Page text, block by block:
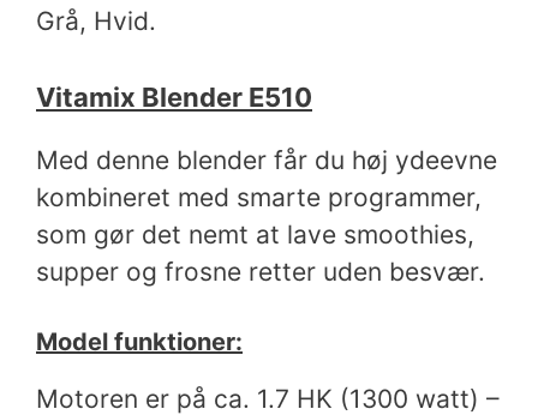
Grå, Hvid.
Vitamix Blender E510
Med denne blender får du høj ydeevne
kombineret med smarte programmer,
som gør det nemt at lave smoothies,
supper og frosne retter uden besvær.
Model funktioner:
Motoren er på ca. 1.7 HK (1300 watt) –